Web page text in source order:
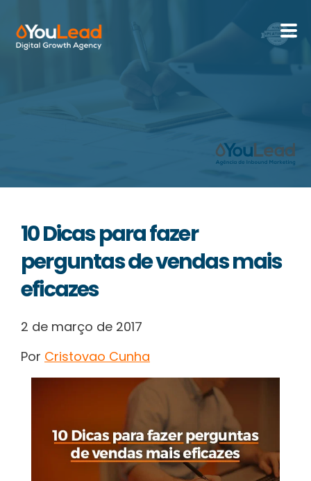
Contactos
10 Dicas para fazer
perguntas de vendas mais
eficazes
2 de março de 2017
Por Cristovao Cunha